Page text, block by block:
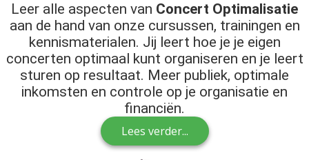
Leer alle aspecten van Concert Optimalisatie
aan de hand van onze cursussen, trainingen en
kennismaterialen. Jij leert hoe je je eigen
concerten optimaal kunt organiseren en je leert
sturen op resultaat. Meer publiek, optimale
inkomsten en controle op je organisatie en
financiën.
Lees verder...